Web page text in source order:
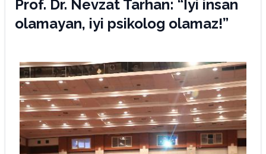
Prof. Dr. Nevzat Tarhan: “İyi insan
olamayan, iyi psikolog olamaz!”